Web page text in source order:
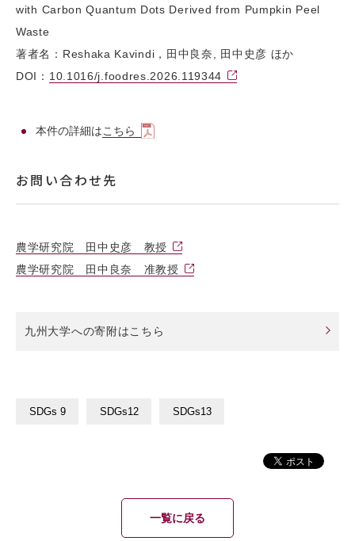
with Carbon Quantum Dots Derived from Pumpkin Peel
Waste
著者名：Reshaka Kavindi，田中良奈, 田中史彦 ほか
DOI： 10.1016/j.foodres.2026.119344
本件の詳細はこちら
お問い合わせ先
農学研究院 田中史彦 教授
農学研究院 田中良奈 准教授
九州大学への寄附はこちら
SDGs 9 SDGs12 SDGs13
一覧に戻る